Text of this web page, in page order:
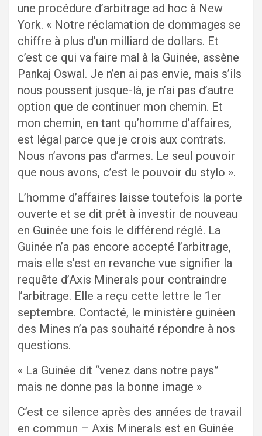
une procédure d’arbitrage ad hoc à New
York. « Notre réclamation de dommages se
chiffre à plus d’un milliard de dollars. Et
c’est ce qui va faire mal à la Guinée, assène
Pankaj Oswal. Je n’en ai pas envie, mais s’ils
nous poussent jusque-là, je n’ai pas d’autre
option que de continuer mon chemin. Et
mon chemin, en tant qu’homme d’affaires,
est légal parce que je crois aux contrats.
Nous n’avons pas d’armes. Le seul pouvoir
que nous avons, c’est le pouvoir du stylo ».
L’homme d’affaires laisse toutefois la porte
ouverte et se dit prêt à investir de nouveau
en Guinée une fois le différend réglé. La
Guinée n’a pas encore accepté l’arbitrage,
mais elle s’est en revanche vue signifier la
requête d’Axis Minerals pour contraindre
l’arbitrage. Elle a reçu cette lettre le 1er
septembre. Contacté, le ministère guinéen
des Mines n’a pas souhaité répondre à nos
questions.
« La Guinée dit “venez dans notre pays”
mais ne donne pas la bonne image »
C’est ce silence après des années de travail
en commun – Axis Minerals est en Guinée